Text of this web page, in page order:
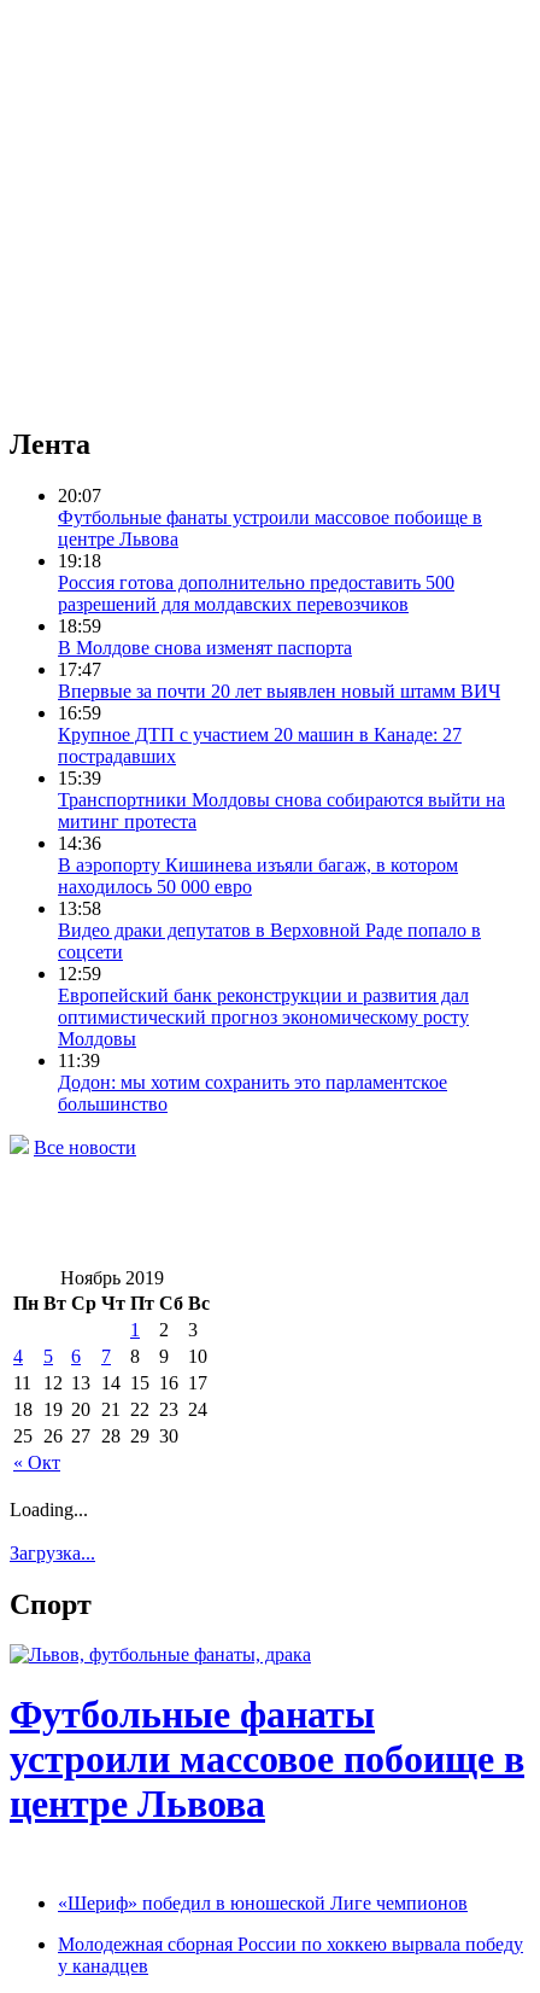
Лента
20:07
Футбольные фанаты устроили массовое побоище в
центре Львова
19:18
Россия готова дополнительно предоставить 500
разрешений для молдавских перевозчиков
18:59
В Молдове снова изменят паспорта
17:47
Впервые за почти 20 лет выявлен новый штамм ВИЧ
16:59
Крупное ДТП с участием 20 машин в Канаде: 27
пострадавших
15:39
Транспортники Молдовы снова собираются выйти на
митинг протеста
14:36
В аэропорту Кишинева изъяли багаж, в котором
находилось 50 000 евро
13:58
Видео драки депутатов в Верховной Раде попало в
соцсети
12:59
Европейский банк реконструкции и развития дал
оптимистический прогноз экономическому росту
Молдовы
11:39
Додон: мы хотим сохранить это парламентское
большинство
Все новости
Ноябрь 2019
Пн Вт Ср Чт Пт Сб Вс
« Окт
1 2
3
4
5 6 7 8 9
10
11
12 13 14 15 16 17
18 19 20 21 22 23 24
25 26 27 28 29 30
Loading...
Загрузка...
Спорт
Футбольные фанаты
устроили массовое побоище в
центре Львова
«Шериф» победил в юношеской Лиге чемпионов
Молодежная сборная России по хоккею вырвала победу
у канадцев